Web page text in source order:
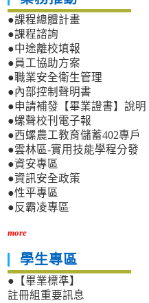
●課程總體計畫
●課程諮詢
●中途離校填報
●員工協助方案
●職業安全衛生管理
●內部控制聲明書
●申請補發【畢業證書】說明
●螺聲校刊電子報
●西螺農工教育儲蓄402專戶
●雲林區-實用技能學程分發
●資安專區
●資訊安全政策
●性平專區
●反霸凌專區
more
學生專區
●【畢業標準】
註冊組重要訊息